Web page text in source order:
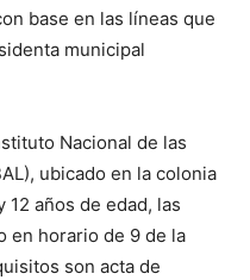
base en las líneas que
municipal
Nacional de las
ubicado en la colonia
años de edad, las
en horario de 9 de la
son acta de